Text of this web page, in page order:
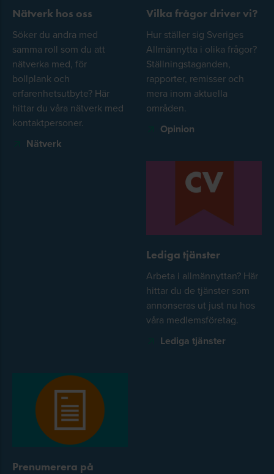
Nätverk hos oss
Söker du andra med
samma roll som du att
nätverka med, för
bollplank och
erfarenhetsutbyte? Här
hittar du våra nätverk med
kontaktpersoner.
Nätverk
Vilka frågor driver vi?
Hur ställer sig Sveriges
Allmännytta i olika frågor?
Ställningstaganden,
rapporter, remisser och
mera inom aktuella
områden.
Opinion
Lediga tjänster
Arbeta i allmännyttan? Här
hittar du de tjänster som
annonseras ut just nu hos
våra medlemsföretag.
Lediga tjänster
Prenumerera på